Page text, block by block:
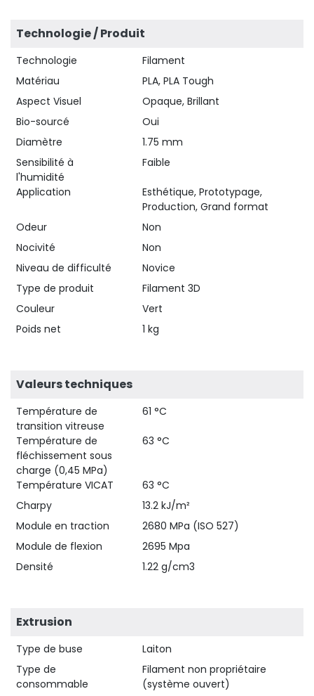
Technologie / Produit
Technologie
Filament
Matériau
PLA, PLA Tough
Aspect Visuel
Opaque, Brillant
Bio-sourcé
Oui
Diamètre
1.75 mm
Sensibilité à
l'humidité
Faible
Application
Esthétique, Prototypage,
Production, Grand format
Odeur
Non
Nocivité
Non
Niveau de difficulté
Novice
Type de produit
Filament 3D
Couleur
Vert
Poids net
1 kg
Valeurs techniques
Température de
transition vitreuse
61 °C
Température de
fléchissement sous
charge (0,45 MPa)
63 °C
Température VICAT
63 °C
Charpy
13.2 kJ/m²
Module en traction
2680 MPa (ISO 527)
Module de flexion
2695 Mpa
Densité
1.22 g/cm3
Extrusion
Type de buse
Laiton
Type de
consommable
Filament non propriétaire
(système ouvert)